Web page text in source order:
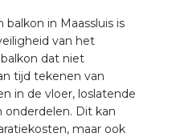
in Maassluis is
van het
dat niet
tijd tekenen van
in de vloer, loslatende
Dit kan
maar ook